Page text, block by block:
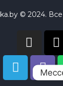
© 2024.